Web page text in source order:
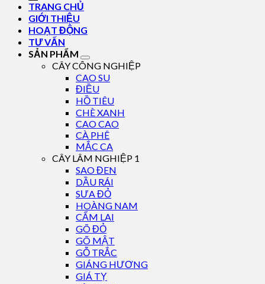
TRANG CHỦ
GIỚI THIỆU
HOẠT ĐỘNG
TƯ VẤN
SẢN PHẨM
CÂY CÔNG NGHIỆP
CAO SU
ĐIỀU
HỒ TIÊU
CHÈ XANH
CAO CAO
CÀ PHÊ
MẮC CA
CÂY LÂM NGHIỆP 1
SAO ĐEN
DẦU RÁI
SƯA ĐỎ
HOÀNG NAM
CẨM LAI
GÕ ĐỎ
GÕ MẬT
GỖ TRẮC
GIÁNG HƯƠNG
GIÁ TỴ